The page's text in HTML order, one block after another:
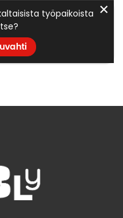
työpaikoista ✕